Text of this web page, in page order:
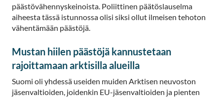
päästövähennyskeinoista. Poliittinen päätöslauselma
aiheesta tässä istunnossa olisi siksi ollut ilmeisen tehoton
vähentämään päästöjä.
Mustan hiilen päästöjä kannustetaan
rajoittamaan arktisilla alueilla
Suomi oli yhdessä useiden muiden Arktisen neuvoston
jäsenvaltioiden, joidenkin EU-jäsenvaltioiden ja pienten